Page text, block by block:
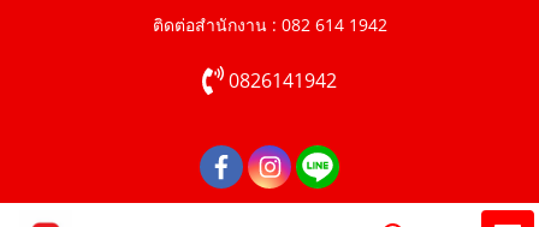
ติดต่อสำนักงาน : 082 614 1942
0826141942